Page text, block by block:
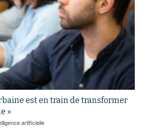
est en train de transformer
»
artificielle